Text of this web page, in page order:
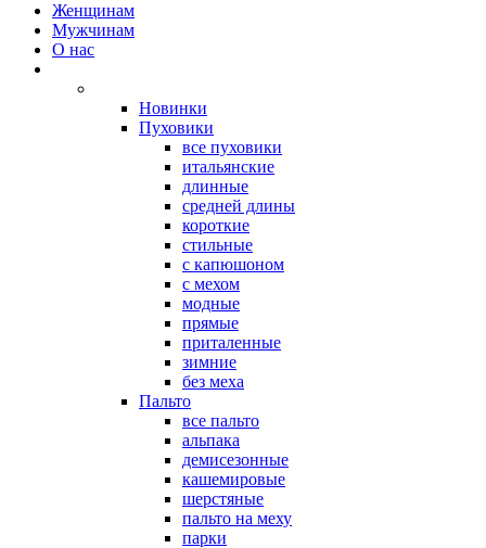
Женщинам
Мужчинам
О нас
Новинки
Пуховики
все пуховики
итальянские
длинные
средней длины
короткие
стильные
с капюшоном
с мехом
модные
прямые
приталенные
зимние
без меха
Пальто
все пальто
альпака
демисезонные
кашемировые
шерстяные
пальто на меху
парки